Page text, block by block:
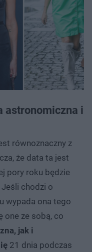
astronomiczna i
równoznaczny z
że data ta jest
pory roku będzie
Jeśli chodzi o
wypada ona tego
one ze sobą, co
jak i
21 dnia podczas